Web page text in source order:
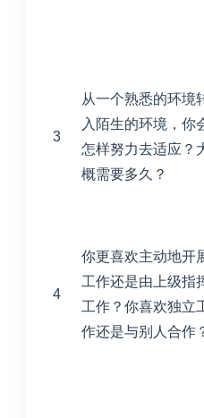
3
从一个熟悉的环境
入陌生的环境，你
怎样努力去适应？
概需要多久？
4
你更喜欢主动地开
工作还是由上级指
工作？你喜欢独立
作还是与别人合作